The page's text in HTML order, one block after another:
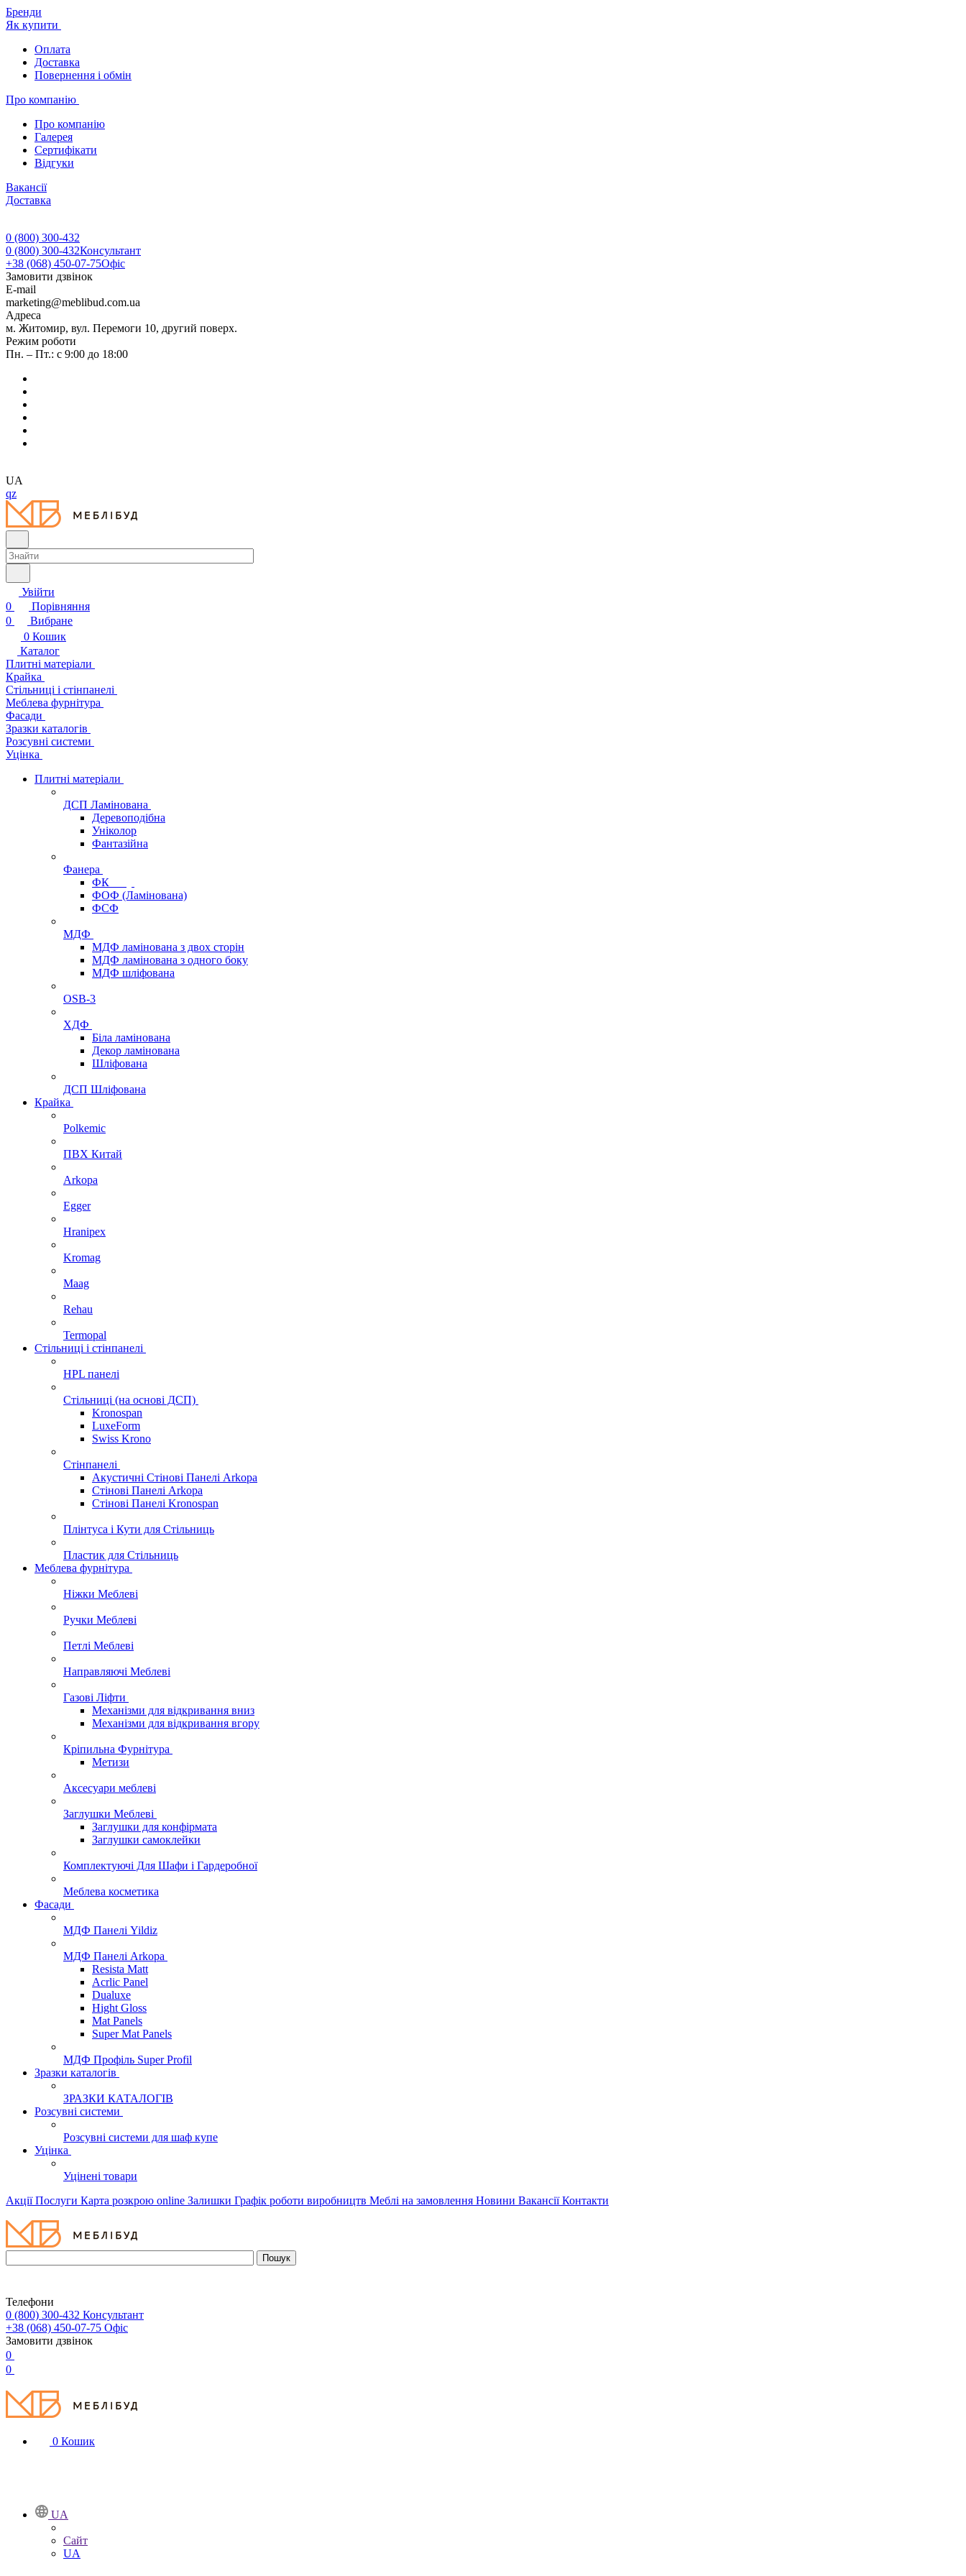
Бренди
Як купити
Оплата
Доставка
Повернення і обмін
Про компанію
Про компанію
Галерея
Сертифікати
Відгуки
Вакансії
Доставка
0 (800) 300-432
0 (800) 300-432Консультант
+38 (068) 450-07-75Офіс
Замовити дзвінок
E-mail
marketing@meblibud.com.ua
Адреса
м. Житомир, вул. Перемоги 10, другий поверх.
Режим роботи
Пн. – Пт.: с 9:00 до 18:00
UA
qz
Увійти
0
Порівняння
0
Вибране
0 Кошик
Каталог
Плитні матеріали
Крайка
Стільниці і стінпанелі
Меблева фурнітура
Фасади
Зразки каталогів
Розсувні системи
Уцінка
Плитні матеріали
ДСП Ламінована
Деревоподібна
Уніколор
Фантазійна
Фанера
ФК
ФОФ (Ламінована)
ФСФ
МДФ
МДФ ламінована з двох сторін
МДФ ламінована з одного боку
МДФ шліфована
OSB-3
ХДФ
Біла ламінована
Декор ламінована
Шліфована
ДСП Шліфована
Крайка
Polkemic
ПВХ Китай
Arkopa
Egger
Hranipex
Kromag
Maag
Rehau
Termopal
Стільниці і стінпанелі
HPL панелі
Стільниці (на основі ДСП)
Kronospan
LuxeForm
Swiss Krono
Стінпанелі
Акустичні Стінові Панелі Аrkopa
Стінові Панелі Arkopa
Стінові Панелі Kronospan
Плінтуса і Кути для Стільниць
Пластик для Стільниць
Меблева фурнітура
Ніжки Меблеві
Ручки Меблеві
Петлі Меблеві
Направляючі Меблеві
Газові Ліфти
Механізми для відкривання вниз
Механізми для відкривання вгору
Кріпильна Фурнітура
Метизи
Аксесуари меблеві
Заглушки Меблеві
Заглушки для конфірмата
Заглушки самоклейки
Комплектуючі Для Шафи і Гардеробної
Меблева косметика
Фасади
МДФ Панелі Yildiz
МДФ Панелі Arkopa
Resista Matt
Acrlic Panel
Dualuxe
Hight Gloss
Mat Panels
Super Mat Panels
МДФ Профіль Super Profil
Зразки каталогів
ЗРАЗКИ КАТАЛОГІВ
Розсувні системи
Розсувні системи для шаф купе
Уцінка
Уцінені товари
Акції Послуги Карта розкрою online Залишки Графік роботи виробництв Меблі на замовлення Новини Вакансії Контакти
Телефони
0 (800) 300-432 Консультант
+38 (068) 450-07-75 Офіс
Замовити дзвінок
0
0
0 Кошик
UA
Сайт
UA